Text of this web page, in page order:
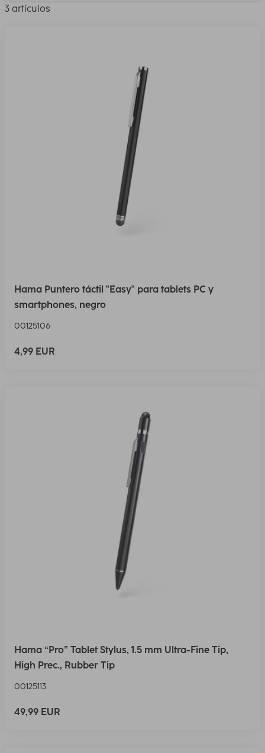
3 artículos
Hama Puntero táctil "Easy" para tablets PC y
smartphones, negro
00125106
4,99 EUR
Hama “Pro” Tablet Stylus, 1.5 mm Ultra-Fine Tip,
High Prec., Rubber Tip
00125113
49,99 EUR